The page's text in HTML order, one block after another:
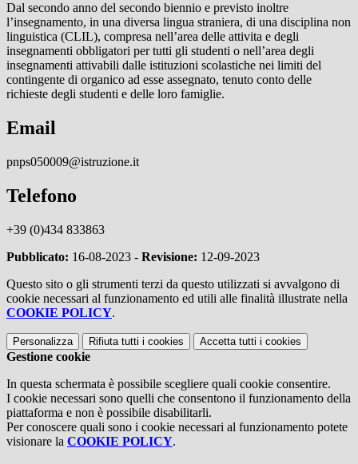
Dal secondo anno del secondo biennio e previsto inoltre
l’insegnamento, in una diversa lingua straniera, di una disciplina non
linguistica (CLIL), compresa nell’area delle attivita e degli
insegnamenti obbligatori per tutti gli studenti o nell’area degli
insegnamenti attivabili dalle istituzioni scolastiche nei limiti del
contingente di organico ad esse assegnato, tenuto conto delle
richieste degli studenti e delle loro famiglie.
Email
pnps050009@istruzione.it
Telefono
+39 (0)434 833863
Pubblicato: 16-08-2023 - Revisione: 12-09-2023
Questo sito o gli strumenti terzi da questo utilizzati si avvalgono di
cookie necessari al funzionamento ed utili alle finalità illustrate nella
COOKIE POLICY.
Personalizza Rifiuta tutti i cookies Accetta tutti i cookies
Gestione cookie
In questa schermata è possibile scegliere quali cookie consentire.
I cookie necessari sono quelli che consentono il funzionamento della
piattaforma e non è possibile disabilitarli.
Per conoscere quali sono i cookie necessari al funzionamento potete
visionare la COOKIE POLICY.